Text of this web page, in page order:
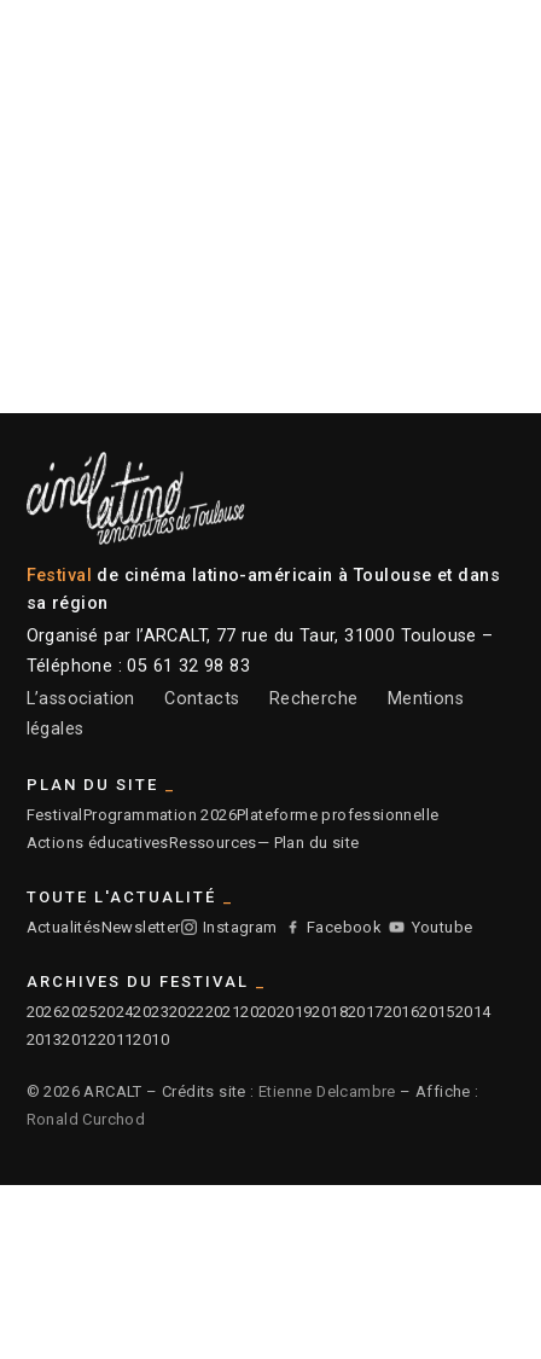
Festival de cinéma latino-américain à Toulouse et dans
sa région
Organisé par l’ARCALT, 77 rue du Taur, 31000 Toulouse –
Téléphone : 05 61 32 98 83
L’association
Contacts Recherche
Mentions
légales
PLAN DU SITE
Festival Programmation 2026Plateforme professionnelle
Actions éducativesRessources— Plan du site
TOUTE L'ACTUALITÉ
ActualitésNewsletter Instagram Facebook Youtube
ARCHIVES DU FESTIVAL
2026202520242023202220212020201920182017201620152014
2013201220112010
© 2026 ARCALT – Crédits site : Etienne Delcambre – Affiche :
Ronald Curchod